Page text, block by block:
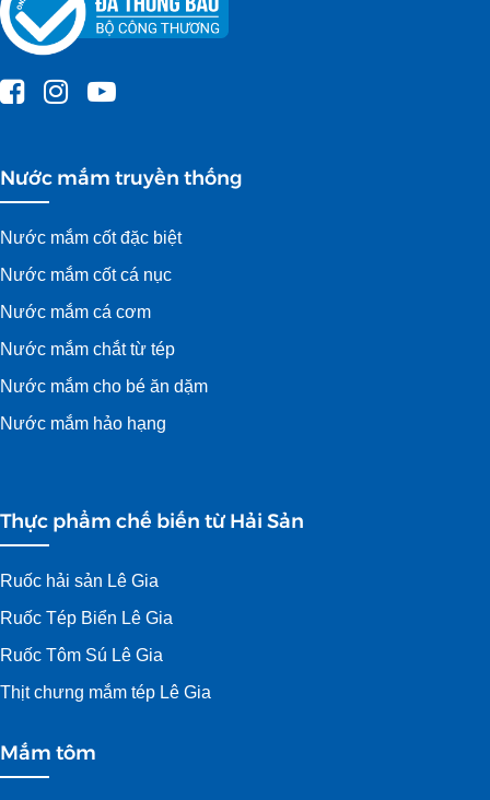
Nước mắm truyền thống
Nước mắm cốt đặc biệt
Nước mắm cốt cá nục
Nước mắm cá cơm
Nước mắm chắt từ tép
Nước mắm cho bé ăn dặm
Nước mắm hảo hạng
Thực phẩm chế biến từ Hải Sản
Ruốc hải sản Lê Gia
Ruốc Tép Biển Lê Gia
Ruốc Tôm Sú Lê Gia
Thịt chưng mắm tép Lê Gia
Mắm tôm